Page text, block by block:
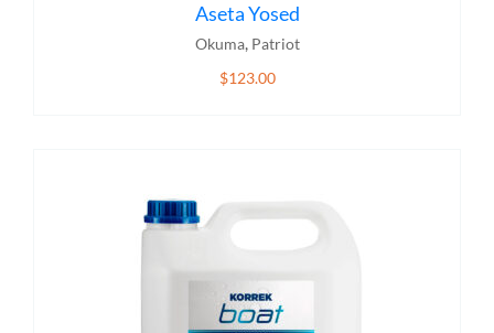
Aseta Yosed
Okuma, Patriot
$123.00